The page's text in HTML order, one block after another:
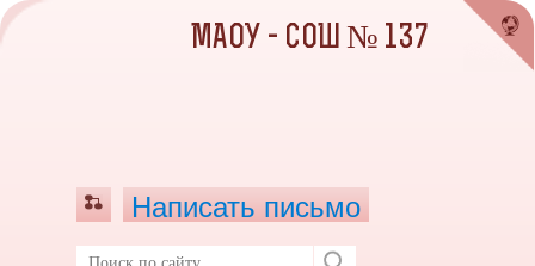
МАОУ - СОШ № 137
Написать письмо